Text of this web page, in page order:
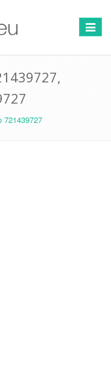
721439727